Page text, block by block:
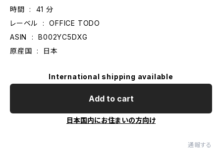
時間 ‏ : ‎ 41 分
レーベル ‏ : ‎ OFFICE TODO
ASIN ‏ : ‎ B002YC5DXG
原産国 ‏ : ‎ 日本
International shipping available
Add to cart
日本国内にお住まいの方向け
通報する